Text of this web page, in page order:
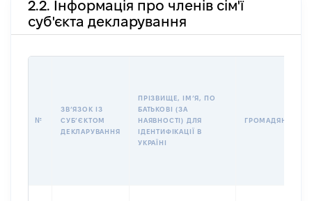
2.2. Інформація про членів сім'ї
суб'єкта декларування
№
ЗВʼЯЗОК ІЗ
СУБʼЄКТОМ
ДЕКЛАРУВАННЯ
ПРІЗВИЩЕ, ІМʼЯ, ПО
БАТЬКОВІ (ЗА
НАЯВНОСТІ) ДЛЯ
ІДЕНТИФІКАЦІЇ В
УКРАЇНІ
ГРОМАДЯНСТВО